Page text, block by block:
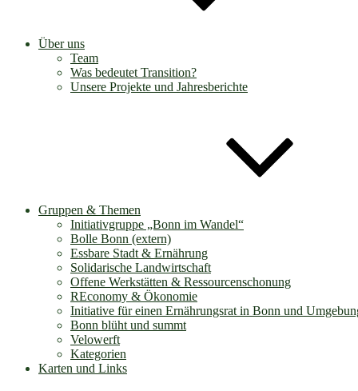
Über uns
Team
Was bedeutet Transition?
Unsere Projekte und Jahresberichte
Gruppen & Themen
Initiativgruppe „Bonn im Wandel“
Bolle Bonn (extern)
Essbare Stadt & Ernährung
Solidarische Landwirtschaft
Offene Werkstätten & Ressourcenschonung
REconomy & Ökonomie
Initiative für einen Ernährungsrat in Bonn und
Bonn blüht und summt
Velowerft
Kategorien
Karten und Links